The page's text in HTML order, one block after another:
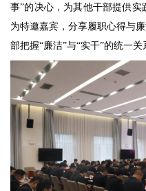
事”的决心，为其他干部提供
为特邀嘉宾，分享履职心得与
部把握“廉洁”与“实干”的统一关